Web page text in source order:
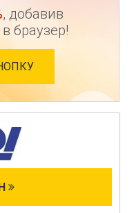
, добавив
браузер!